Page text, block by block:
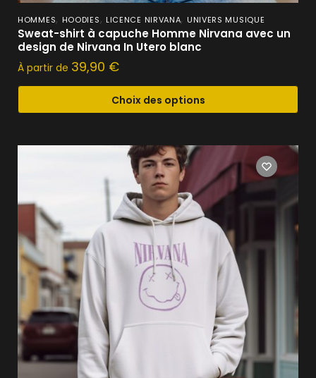
HOMMES, HOODIES, LICENCE NIRVANA, UNIVERS MUSIQUE
Sweat-shirt à capuche Homme Nirvana avec un
design de Nirvana In Utero blanc
À partir de 39,90 €
Choix des options